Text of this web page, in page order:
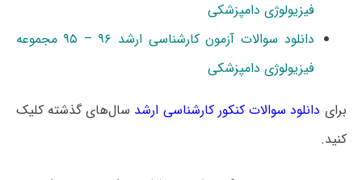
فیزیولوژی دامپزشکی
دانلود سوالات آزمون کارشناسی ارشد ۹۶ – ۹۵ مجموعه
فیزیولوژی دامپزشکی
برای دانلود سوالات کنکور کارشناسی ارشد سال‌های گذشته کلیک
کنید.